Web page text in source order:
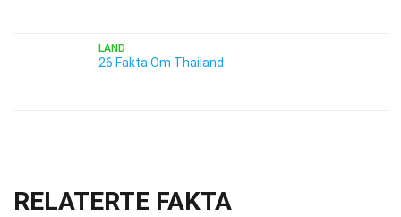
LAND
26 Fakta Om Thailand
RELATERTE FAKTA